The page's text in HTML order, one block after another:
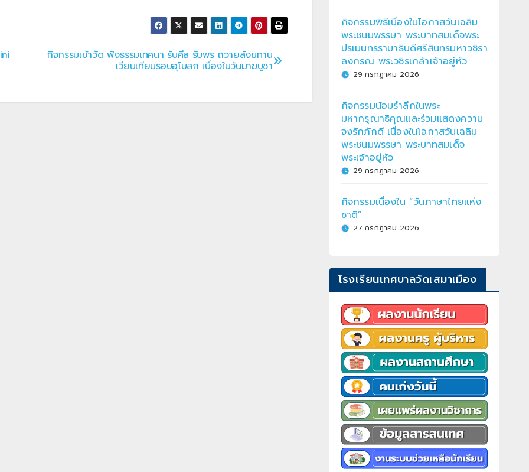
กิจกรรมเข้าวัด ฟังธรรมเทศนา รับศีล รับพร ถวายสังฆทาน
เวียนเทียนรอบอุโบสถ เนื่องในวันมาฆบูชา
กิจกรรมพิธีเนื่องในโอกาสวันเฉลิม
พระชนมพรรษา พระบาทสมเด็จพระ
ปรเมนทรรามาธิบดีศรีสินทรมหาวชิรา
ลงกรณ พระวชิรเกล้าเจ้าอยู่หัว
29 กรกฎาคม 2026
กิจกรรมน้อมรำลึกในพระ
มหากรุณาธิคุณและร่วมแสดงความ
จงรักภักดี เนื่องในโอกาสวันเฉลิม
พระชนมพรรษา พระบาทสมเด็จ
พระเจ้าอยู่หัว
29 กรกฎาคม 2026
กิจกรรมเนื่องใน “วันภาษาไทยแห่ง
ชาติ”
27 กรกฎาคม 2026
โรงเรียนเทศบาลวัดเสมาเมือง